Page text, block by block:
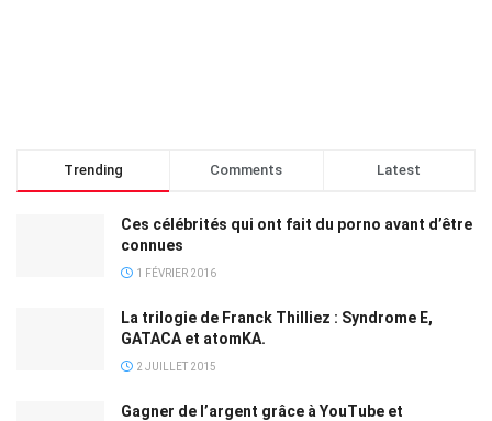
Trending Comments Latest
Ces célébrités qui ont fait du porno avant d’être
connues
1 FÉVRIER 2016
La trilogie de Franck Thilliez : Syndrome E,
GATACA et atomKA.
2 JUILLET 2015
Gagner de l’argent grâce à YouTube et